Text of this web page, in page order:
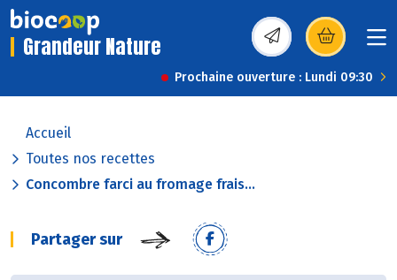
Grandeur Nature (s’ouvre dans une
Prochaine ouverture : Lundi 09:30
Accueil
Toutes nos recettes
Concombre farci au fromage frais...
Partager sur